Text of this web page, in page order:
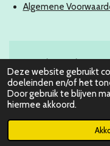
Deze website gebruikt
doeleinden en/of het
Door gebruik te blijven
hiermee akkoord.
Algemene
© 2016 - 2026